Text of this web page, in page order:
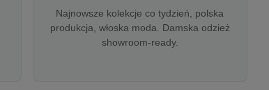
Najnowsze kolekcje co tydzień, polska
produkcja, włoska moda. Damska odzież
showroom-ready.